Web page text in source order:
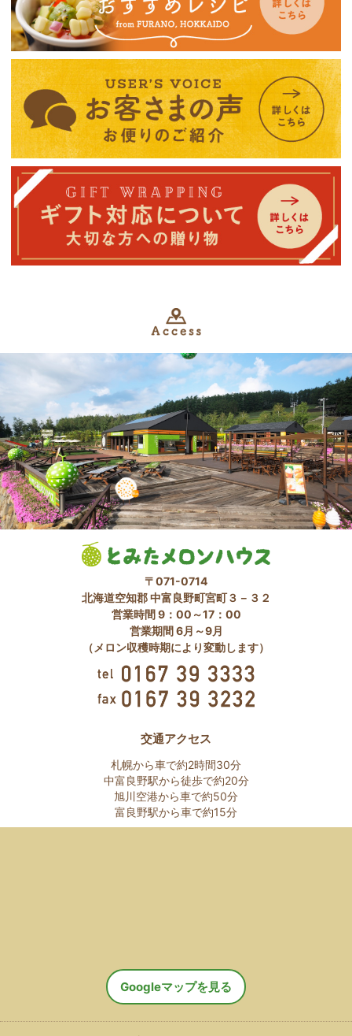
〒071-0714
北海道空知郡 中富良野町宮町３－３２
営業時間 9：00～17：00
営業期間 6月～9月
（メロン収穫時期により変動します）
Googleマップを見る
交通アクセス
札幌から車で約2時間30分
中富良野駅から徒歩で約20分
旭川空港から車で約50分
富良野駅から車で約15分